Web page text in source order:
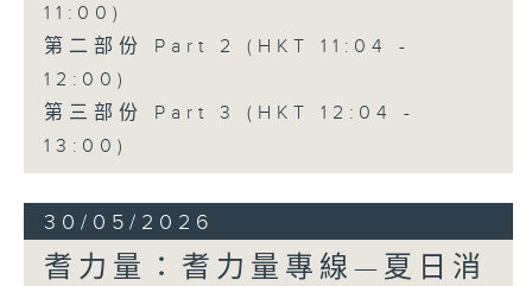
11:00)
第二部份 Part 2 (HKT 11:04 -
12:00)
第三部份 Part 3 (HKT 12:04 -
13:00)
30/05/2026
耆力量：耆力量專線—夏日消